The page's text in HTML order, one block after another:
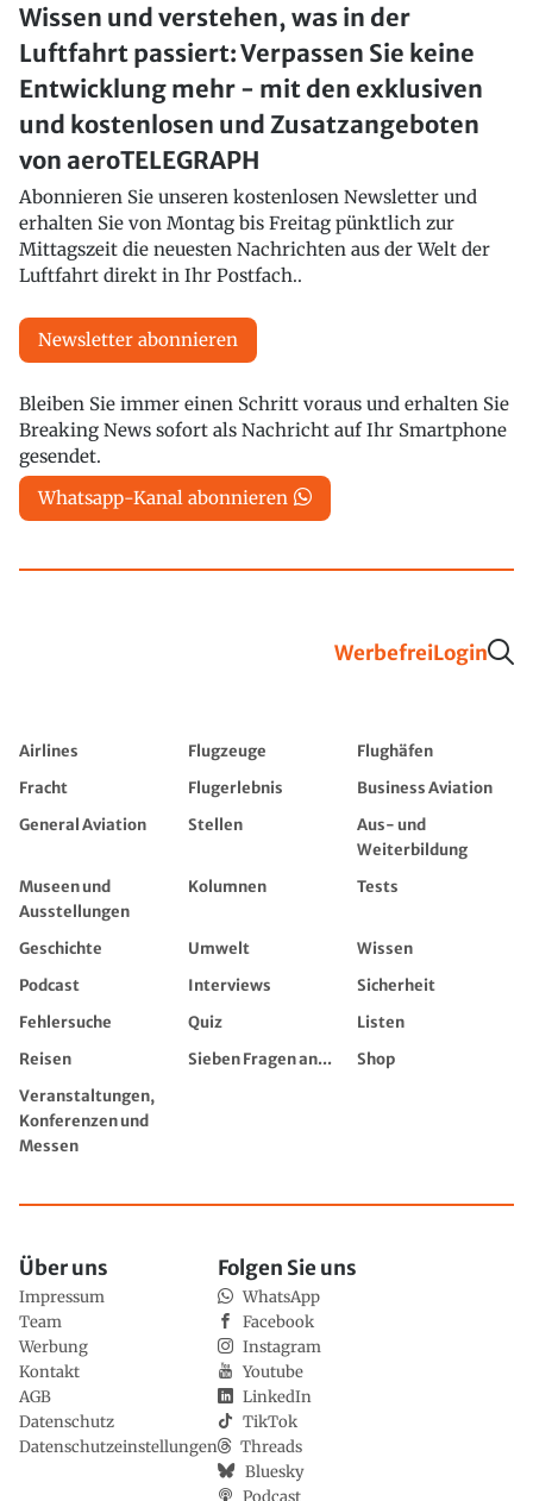
Wissen und verstehen, was in der
Luftfahrt passiert: Verpassen Sie keine
Entwicklung mehr - mit den exklusiven
und kostenlosen und Zusatzangeboten
von aeroTELEGRAPH
Abonnieren Sie unseren kostenlosen Newsletter und
erhalten Sie von Montag bis Freitag pünktlich zur
Mittagszeit die neuesten Nachrichten aus der Welt der
Luftfahrt direkt in Ihr Postfach..
Newsletter abonnieren
Bleiben Sie immer einen Schritt voraus und erhalten Sie
Breaking News sofort als Nachricht auf Ihr Smartphone
gesendet.
Whatsapp-Kanal abonnieren
WerbefreiLogin
Airlines Flugzeuge
Flughäfen
Fracht
Flugerlebnis
Business Aviation
General Aviation
Stellen
Aus- und
Weiterbildung
Museen und
Ausstellungen
Kolumnen Tests
Geschichte Umwelt
Wissen
Podcast
Interviews
Sicherheit
Fehlersuche
Quiz
Listen
Reisen
Sieben Fragen an...
Shop
Veranstaltungen,
Konferenzen und
Messen
Über uns
Impressum
Team
Werbung
Kontakt
AGB
Datenschutz
Datenschutzeinstellungen
Folgen Sie uns
WhatsApp
Facebook
Instagram
Youtube
LinkedIn
TikTok
Threads
Bluesky
Podcast